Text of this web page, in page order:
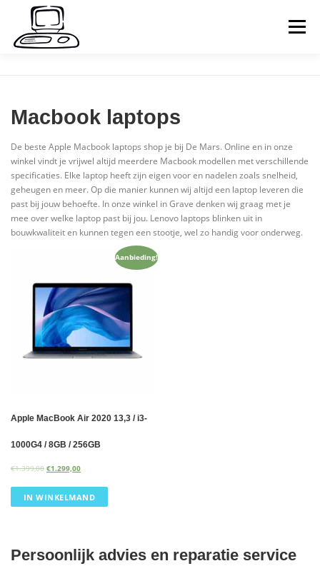
inhoud
springen
Menu
COMPUTERHULP OP AFSTAND WEBSHOP
Macbook laptops
De beste Apple Macbook laptops shop je bij De Mars. Online en in onze
winkel vindt je vrijwel altijd meerdere Macbook modellen met verschillende
specificaties. Elke laptop heeft zijn eigen voor en nadelen zoals snelheid,
geheugen en meer. Op die manier kunnen wij altijd een laptop leveren die
past bij jouw behoefte. In onze winkel in Grave denken wij graag met je
mee over welke laptop past bij jou. Lenovo laptops blinken uit in
bouwkwaliteit en kunnen tegen een stootje, wel zo handig voor onderweg.
Aanbieding!
Apple MacBook Air 2020 13,3 / i3-
1000G4 / 8GB / 256GB
€1.399,00 €1.299,00
IN WINKELMAND
Persoonlijk advies en reparatie service